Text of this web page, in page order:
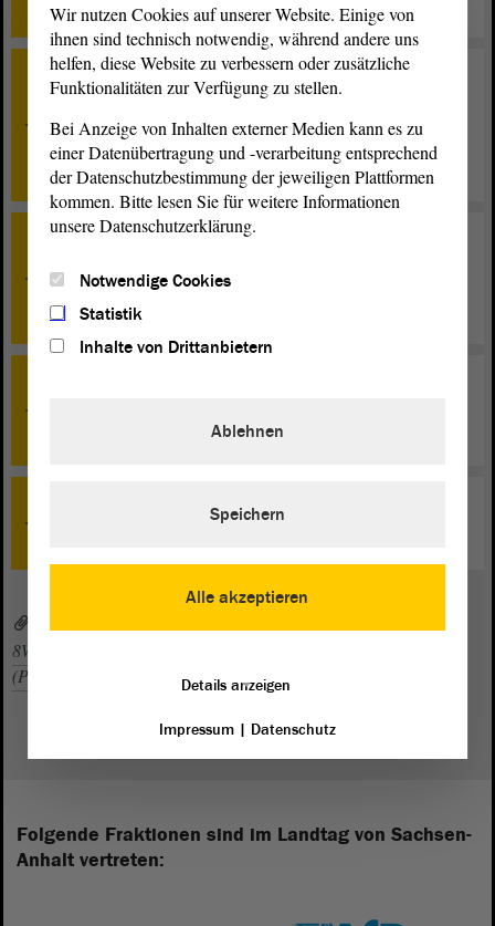
Erhöhungen - Beratung
TOP 11
Entwurf eines Gesetzes über die Beauftragte des
Landes Sachsen-Anhalt für Polizeiangelegenheiten
(Polizeibeauftragtegesetz Sachsen-Anhalt - PolBG LSA) -
Zweite Beratung
Wassermanagements im Land Sachsen-Anhalt - Erste
Beratung
sensibilisieren und Betroffene unterstützen - Beratung
8WP_zp036sp_20241212.pdf (PDF, 455 KByte)
(PDF, 2,45 MByte)
Folgende Fraktionen sind im Landtag von Sachsen-
Anhalt vertreten:
Wir nutzen Cookies auf unserer Website. Einige von
ihnen sind technisch notwendig, während andere uns
helfen, diese Website zu verbessern oder zusätzliche
Funktionalitäten zur Verfügung zu stellen.
Bei Anzeige von Inhalten externer Medien kann es zu
einer Datenübertragung und -verarbeitung entsprechend
der Datenschutzbestimmung der jeweiligen Plattformen
kommen. Bitte lesen Sie für weitere Informationen
unsere Datenschutzerklärung.
Notwendige Cookies
Statistik
Inhalte von Drittanbietern
Alle akzeptieren
Ablehnen
Speichern
Details anzeigen
Impressum| Datenschutz